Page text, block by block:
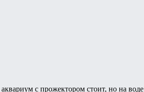
с прожектором стоит, но на воде